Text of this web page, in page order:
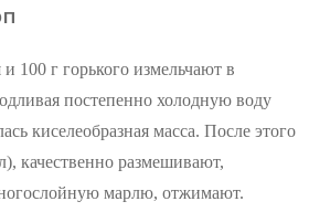
100 г горького измельчают в
постепенно холодную воду
киселеобразная масса. После этого
качественно размешивают,
марлю, отжимают.